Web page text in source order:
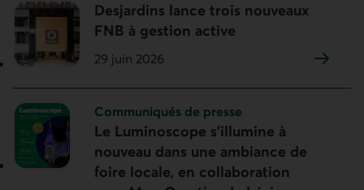
Desjardins lance trois nouveaux
FNB à gestion active
29 juin 2026
Sujet :
Communiqués de presse
Le Luminoscope s’illumine à
nouveau dans une ambiance de
foire locale, en collaboration